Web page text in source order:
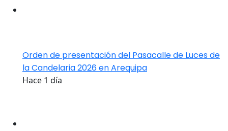
Orden de presentación del Pasacalle de Luces de
la Candelaria 2026 en Arequipa
Hace 1 día